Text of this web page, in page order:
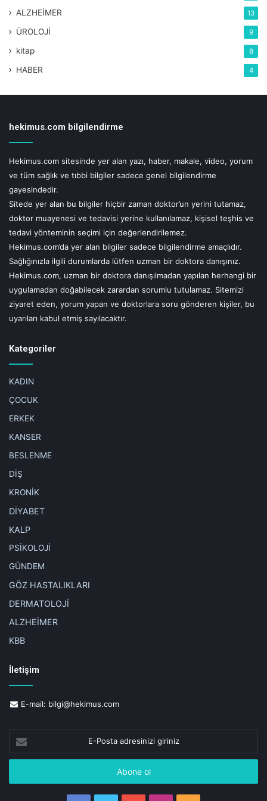
çocuğun uykuya geçişini zorlaştıracağı için uyku düzeni ve
genel gelişimi üzerinde de olumsuz bir etki yaratacaktır.”
şeklinde sözlerini tamamladı.
sağlık ve tıbbi bilgiler sadece genel bilgilendirme gayesindedir.
muayenesi ve tedavisi yerine kullanılamaz, kişisel teşhis ve tedavi
yönteminin seçimi için değerlendirilemez.
Hekimus.com'da yer alan bilgiler sadece bilgilendirme amaçlıdır.
Sağlığınızla ilgili durumlarda lütfen uzman bir doktora danışınız.
Hekimus.com, uzman bir doktora danışılmadan yapılan herhangi bir
uygulamadan doğabilecek zarardan sorumlu tutulamaz. Sitemizi ziyaret
eden, yorum yapan ve doktorlara soru gönderen kişiler, bu uyarıları kabul
Etiketler büyüme
ALZHEİMER 13
ÜROLOJİ 9
kitap 8
HABER 4
hekimus.com bilgilendirme
Hekimus.com sitesinde yer alan yazı, haber, makale, video, yorum
ve tüm sağlık ve tıbbi bilgiler sadece genel bilgilendirme
gayesindedir.
Sitede yer alan bu bilgiler hiçbir zaman doktor’un yerini tutamaz,
doktor muayenesi ve tedavisi yerine kullanılamaz, kişisel teşhis ve
tedavi yönteminin seçimi için değerlendirilemez.
Hekimus.com’da yer alan bilgiler sadece bilgilendirme amaçlıdır.
Sağlığınızla ilgili durumlarda lütfen uzman bir doktora danışınız.
Hekimus.com, uzman bir doktora danışılmadan yapılan herhangi bir
uygulamadan doğabilecek zarardan sorumlu tutulamaz. Sitemizi
ziyaret eden, yorum yapan ve doktorlara soru gönderen kişiler, bu
uyarıları kabul etmiş sayılacaktır.
Kategoriler
KADIN
ÇOCUK
ERKEK
KANSER
BESLENME
DİŞ
KRONİK
DİYABET
KALP
PSİKOLOJİ
GÜNDEM
GÖZ HASTALIKLARI
DERMATOLOJİ
ALZHEİMER
KBB
İletişim
E-mail: bilgi@hekimus.com
Posta
adresinizi